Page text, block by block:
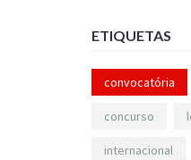
ETIQUETAS
convocatória
concurso
internacional